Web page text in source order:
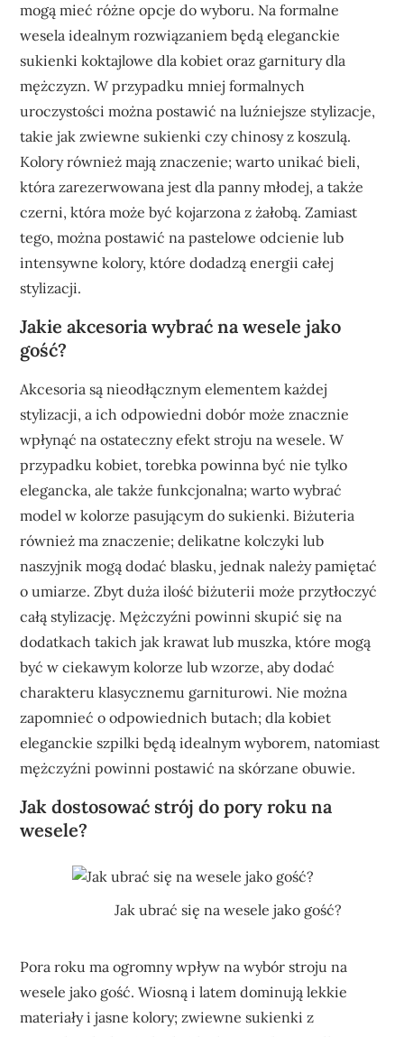
mogą mieć różne opcje do wyboru. Na formalne
wesela idealnym rozwiązaniem będą eleganckie
sukienki koktajlowe dla kobiet oraz garnitury dla
mężczyzn. W przypadku mniej formalnych
uroczystości można postawić na luźniejsze stylizacje,
takie jak zwiewne sukienki czy chinosy z koszulą.
Kolory również mają znaczenie; warto unikać bieli,
która zarezerwowana jest dla panny młodej, a także
czerni, która może być kojarzona z żałobą. Zamiast
tego, można postawić na pastelowe odcienie lub
intensywne kolory, które dodadzą energii całej
stylizacji.
Jakie akcesoria wybrać na wesele jako
gość?
Akcesoria są nieodłącznym elementem każdej
stylizacji, a ich odpowiedni dobór może znacznie
wpłynąć na ostateczny efekt stroju na wesele. W
przypadku kobiet, torebka powinna być nie tylko
elegancka, ale także funkcjonalna; warto wybrać
model w kolorze pasującym do sukienki. Biżuteria
również ma znaczenie; delikatne kolczyki lub
naszyjnik mogą dodać blasku, jednak należy pamiętać
o umiarze. Zbyt duża ilość biżuterii może przytłoczyć
całą stylizację. Mężczyźni powinni skupić się na
dodatkach takich jak krawat lub muszka, które mogą
być w ciekawym kolorze lub wzorze, aby dodać
charakteru klasycznemu garniturowi. Nie można
zapomnieć o odpowiednich butach; dla kobiet
eleganckie szpilki będą idealnym wyborem, natomiast
mężczyźni powinni postawić na skórzane obuwie.
Jak dostosować strój do pory roku na
wesele?
Jak ubrać się na wesele jako gość?
Pora roku ma ogromny wpływ na wybór stroju na
wesele jako gość. Wiosną i latem dominują lekkie
materiały i jasne kolory; zwiewne sukienki z